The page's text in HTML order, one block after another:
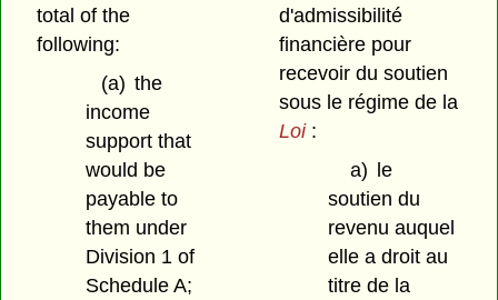
total of the
following:
(a) the
income
support that
would be
payable to
them under
Division 1 of
Schedule A;
d'admissibilité
financière pour
recevoir du soutien
sous le régime de la
Loi:
a)
le
soutien du
revenu auquel
elle a droit au
titre de la